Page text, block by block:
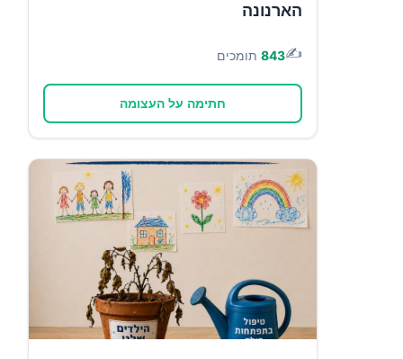
הארנונה
✍️
843 תומכים
חתימה על העצומה